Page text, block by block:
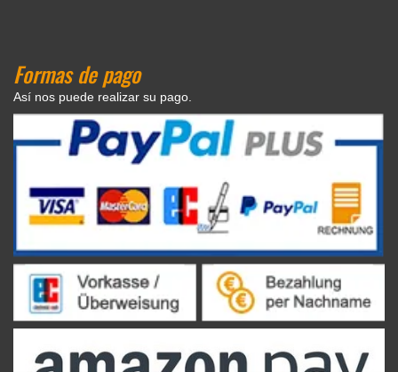
Formas de pago
Así nos puede realizar su pago.